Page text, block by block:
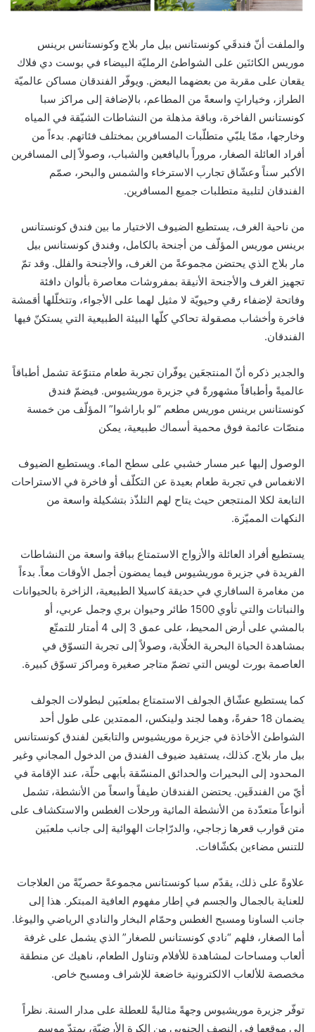
والملفت أنّ فندقَي كونستانس بيل مار بلاج وكونستانس برينس
موريس الكائنَين على الشواطئ الرمليّة البيضاء في بوست دي فلاك
يقعان على مقربة من بعضهما البعض. ويوفّر الفندقان مساكن عالميّة
الطراز، وخياراتٍ واسعةً من المطاعم، بالإضافة إلى مراكز سبا
كونستانس الفاخرة، وباقة مذهلة من النشاطات الشيّقة في المياه
وخارجها، ممّا يلبّي متطلّبات المسافرين بمختلف فئاتهم. بدءاً من
أفراد العائلة الصغار، مروراً باليافعين والشباب، وصولاً إلى المسافرين
الأكبر سناً وعشّاق تجارب الاسترخاء والشمس والبحر، صمّم
الفندقان لتلبية متطلبات جميع المسافرين.
من ناحية الغرف، يستطيع الضيوف الاختيار ما بين فندق كونستانس
برينس موريس المؤلّف من أجنحة بالكامل، وفندق كونستانس بيل
مار بلاج الذي يحتضن مجموعةً من الغرف، والأجنحة والفلل. وقد تمّ
تجهيز الغرف والأجنحة الأنيقة بمفروشات معاصرة بألوان دافئة
وفاتحة لإضفاء رقي وحيويّة لا مثيل لهما على الأجواء، وتتخلّلها أقمشة
فاخرة وأخشاب مصقولة تحاكي كلّها البيئة الطبيعية التي يستكنّ فيها
الفندقان.
والجدير ذكره أنّ المنتجعَين يوفّران تجربة طعام متنوّعة تشمل أطباقاً
عالميةً وأطباقاً مشهورةً في جزيرة موريشيوس. فيضمّ فندق
كونستانس برينس موريس مطعم “لو باراشوا” المؤلّف من خمسة
منصّات عائمة فوق محمية أسماك طبيعية، يمكن
الوصول إليها عبر مسار خشبي على سطح الماء. ويستطيع الضيوف
الانغماس في تجربة طعام بعيدة عن التكلّف أو فاخرة في الاستراحات
التابعة لكلا المنتجعن حيث يتاح لهم التلذّذ بتشكيلة واسعة من
النكهات المميّزة.
يستطيع أفراد العائلة والأزواج الاستمتاع بباقة واسعة من النشاطات
الفريدة في جزيرة موريشيوس فيما يمضون أجمل الأوقات معاً. بدءاً
من مغامرة السافاري في حديقة كاسيلا الطبيعية، الزاخرة بالحيوانات
والنباتات والتي تأوي 1500 طائر وحيوان بري وجمل عربي، أو
بالمشي على أرض المحيط، على عمق 3 إلى 4 أمتار للتمتّع
بمشاهدة الحياة البحرية الخلّابة، وصولاً إلى تجربة التسوّق في
العاصمة بورت لويس التي تضمّ متاجر صغيرة ومراكز تسوّق كبيرة.
كما يستطيع عشّاق الجولف الاستمتاع بملعبَين لبطولات الجولف
يضمان 18 حفرةً، وهما لجند ولينكس، الممتدين على طول أحد
الشواطئ الأخاذة في جزيرة موريشيوس والتابعَين لفندق كونستانس
بيل مار بلاج. كذلك، يستفيد ضيوف الفندق من الدخول المجاني وغير
المحدود إلى البحيرات والحدائق المنسّقة بأبهى حلّة، عند الإقامة في
أيّ من الفندقَين. يحتضن الفندقان طيفاً واسعاً من الأنشطة، تشمل
أنواعاً متعدّدة من الأنشطة المائية ورحلات الغطس والاستكشاف على
متن قوارب قعرها زجاجي، والدرّاجات الهوائية إلى جانب ملعبَين
للتنس مضاءين بكشّافات.
علاوةً على ذلك، يقدّم سبا كونستانس مجموعةً حصريّةً من العلاجات
للعناية بالجمال والجسم في إطار مفهوم العافية المبتكر. هذا إلى
جانب الساونا ومسبح الغطس وحمّام البخار والنادي الرياضي واليوغا.
أما الصغار، فلهم “نادي كونستانس للصغار” الذي يشمل على غرفة
ألعاب ومساحات لمشاهدة للأفلام وتناول الطعام، ناهيك عن منطقة
مخصصة للألعاب الالكترونية خاضعة للإشراف ومسبح خاص.
توفّر جزيرة موريشيوس وجهةً مثاليةً للعطلة على مدار السنة. نظراً
إلى موقعها في النصف الجنوبي من الكرة الأرضيّة، يمتدّ موسم